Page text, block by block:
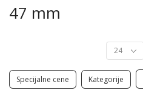
47 mm
Specijalne cene Kategorije